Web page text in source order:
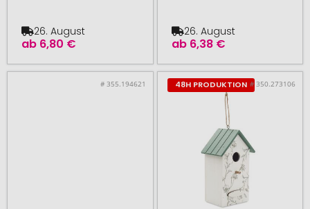
ab 6,80 €
26. August
ab 6,38 €
26. August
# 355.194621 48H PRODUKTION # 350.273106